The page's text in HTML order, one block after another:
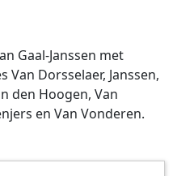
Gaal-Janssen met
Van Dorsselaer, Janssen,
den Hoogen, Van
en Van Vonderen.